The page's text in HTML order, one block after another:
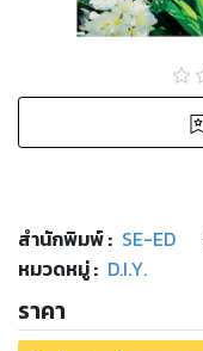
สำนักพิมพ์: SE-ED
หมวดหมู่: D.I.Y.
ราคา